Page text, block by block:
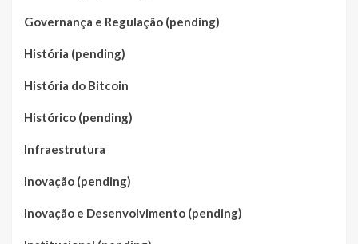
Governança e Regulação (pending)
História (pending)
História do Bitcoin
Histórico (pending)
Infraestrutura
Inovação (pending)
Inovação e Desenvolvimento (pending)